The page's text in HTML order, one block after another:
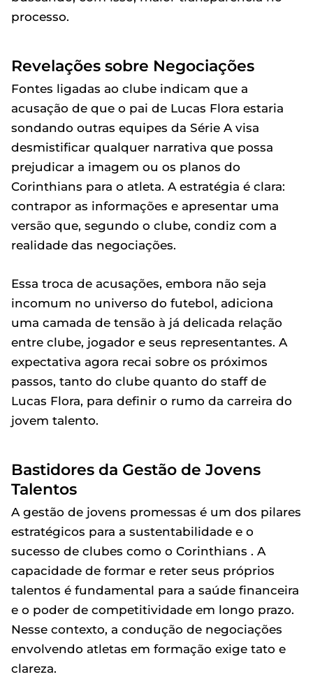
processo.
Revelações sobre Negociações
Fontes ligadas ao clube indicam que a
acusação de que o pai de Lucas Flora estaria
sondando outras equipes da Série A visa
desmistificar qualquer narrativa que possa
prejudicar a imagem ou os planos do
Corinthians para o atleta. A estratégia é clara:
contrapor as informações e apresentar uma
versão que, segundo o clube, condiz com a
realidade das negociações.
Essa troca de acusações, embora não seja
incomum no universo do futebol, adiciona
uma camada de tensão à já delicada relação
entre clube, jogador e seus representantes. A
expectativa agora recai sobre os próximos
passos, tanto do clube quanto do staff de
Lucas Flora, para definir o rumo da carreira do
jovem talento.
Bastidores da Gestão de Jovens
Talentos
A gestão de jovens promessas é um dos pilares
estratégicos para a sustentabilidade e o
sucesso de clubes como o Corinthians . A
capacidade de formar e reter seus próprios
talentos é fundamental para a saúde financeira
e o poder de competitividade em longo prazo.
Nesse contexto, a condução de negociações
envolvendo atletas em formação exige tato e
clareza.